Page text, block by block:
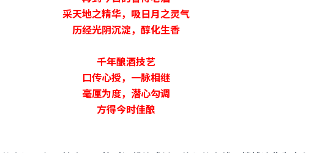
采天地之精华，吸日月之灵气
历经光阴沉淀，醇化生香
千年酿酒技艺
口传心授，一脉相继
毫厘为度，潜心勾调
方得今时佳酿